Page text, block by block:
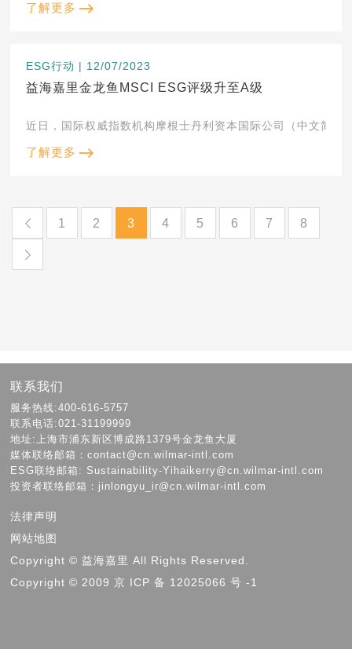
了解更多
ESG行动 | 12/07/2023
益海嘉里金龙鱼MSCI ESG评级升至A级
近日，国际权威指数机构摩根士丹利资本国际公司（中文简
了解更多
1 2 3 4 5 6 7 8
联系我们
服务热线:400-616-5757
联系电话:021-31199999
地址:上海市浦东新区博成路1379号金龙鱼大厦
媒体联络邮箱：contact@cn.wilmar-intl.com
ESG联络邮箱: Sustainability-Yihaikerry@cn.wilmar-intl.com
投资者联络邮箱：jinlongyu_ir@cn.wilmar-intl.com
法律声明
网站地图
Copyright © 益海嘉里 All Rights Reserved.
Copyright © 2009 京 ICP 备 12025066 号 -1